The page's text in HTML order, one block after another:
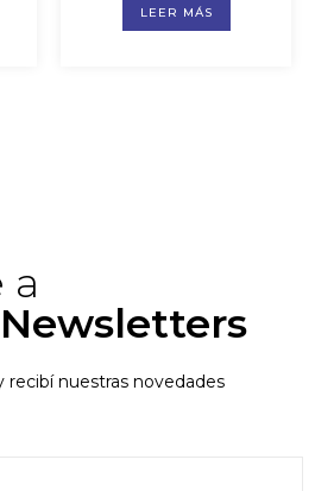
LEER MÁS
a
nuestras novedades